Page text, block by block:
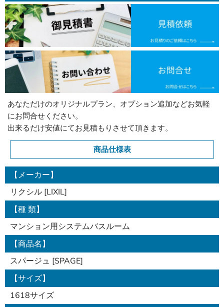
あなただけのオリジナルプラン、オプション追加などお気軽
にお問合せください。
出来るだけ安値にてお見積もりさせて頂きます。
商品仕様表
【メーカー】
リクシル [LIXIL]
【種 類】
マンション用システムバスルーム
【商品名】
スパージュ [SPAGE]
【サイズ】
1618サイズ